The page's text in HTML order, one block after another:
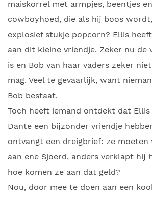
maiskorrel met armpjes, beentjes
cowboyhoed, die als hij boos
explosief stukje popcorn? Ellis
aan dit kleine vriendje. Zeker nu de
is en Bob van haar vaders zeker
mag. Veel te gevaarlijk, want
Bob bestaat.
Toch heeft iemand ontdekt dat Ellis
Dante een bijzonder vriendje
ontvangt een dreigbrief: ze moeten
aan ene Sjoerd, anders verklapt hij
hoe komen ze aan dat geld?
Nou, door mee te doen aan een